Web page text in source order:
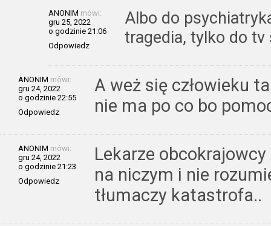
ANONIM mówi:
gru 25, 2022
o godzinie 21:06
Odpowiedz
Albo do
tragedia, tylko do
ANONIM mówi:
gru 24, 2022
o godzinie 22:55
Odpowiedz
A weż się człowieku
nie ma po co bo
ANONIM mówi:
gru 24, 2022
o godzinie 21:23
Odpowiedz
Lekarze
na niczym i nie
tłumaczy katastrofa..